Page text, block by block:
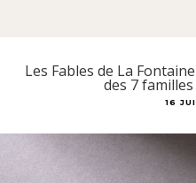
Les Fables de La
des 7
16